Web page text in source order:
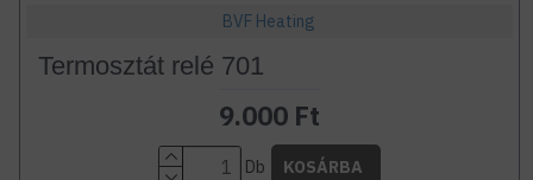
BVF Heating
Termosztát relé 701
9.000 Ft
Db KOSÁRBA